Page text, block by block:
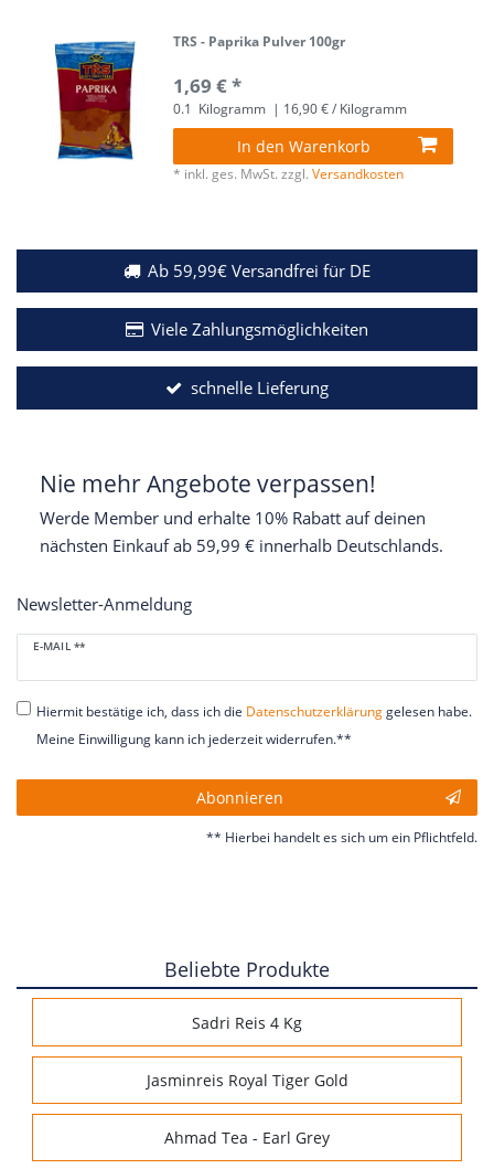
TRS - Paprika Pulver 100gr
1,69 € *
0.1 Kilogramm | 16,90 € / Kilogramm
In den Warenkorb
* inkl. ges. MwSt. zzgl.Versandkosten
Ab 59,99€ Versandfrei für DE
Viele Zahlungsmöglichkeiten
schnelle Lieferung
Nie mehr Angebote verpassen!
Werde Member und erhalte 10% Rabatt auf deinen
nächsten Einkauf ab 59,99 € innerhalb Deutschlands.
Newsletter-Anmeldung
E-MAIL **
Newsletter
Honig
Hiermit bestätige ich, dass ich die Daten­schutz­erklärunggelesen habe.
Meine Einwilligung kann ich jederzeit widerrufen.**
Abonnieren
** Hierbei handelt es sich um ein Pflichtfeld.
Beliebte Produkte
Sadri Reis 4 Kg
Jasminreis Royal Tiger Gold
Ahmad Tea - Earl Grey